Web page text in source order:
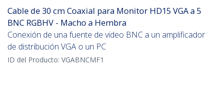
Cable de 30 cm Coaxial para Monitor HD15 VGA a 5
BNC RGBHV - Macho a Hembra
Conexión de una fuente de video BNC a un amplificador
de distribución VGA o un PC
ID del Producto: VGABNCMF1